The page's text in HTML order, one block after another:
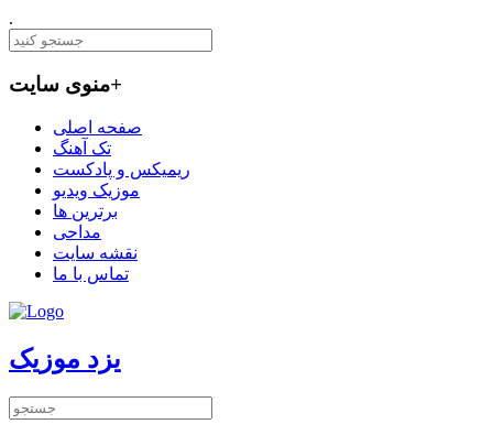
.
منوی سایت+
صفحه اصلی
تک آهنگ
ریمیکس و پادکست
موزیک ویدیو
برترین ها
مداحی
نقشه سایت
تماس با ما
یزد موزیک